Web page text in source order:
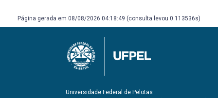
Página gerada em 08/08/2026 04:18:49 (consulta levou 0.113536s)
Universidade Federal de Pelotas